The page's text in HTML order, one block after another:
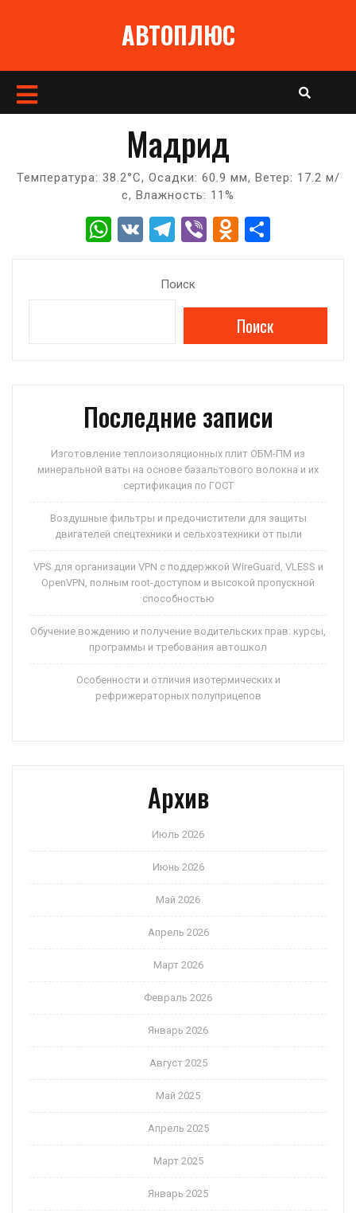
АВТОПЛЮС
Кнопка
Мадрид
Температура: 38.2°C, Осадки: 60.9 мм, Ветер: 17.2 м/
с, Влажность: 11%
W V T
e
gr
Vi O
o
kl
ni
ki
р
ть
Поиск
Поиск
Последние записи
Изготовление теплоизоляционных плит ОБМ-ПМ из
минеральной ваты на основе базальтового волокна и их
сертификация по ГОСТ
Воздушные фильтры и предочистители для защиты
двигателей спецтехники и сельхозтехники от пыли
VPS для организации VPN с поддержкой WireGuard, VLESS и
OpenVPN, полным root-доступом и высокой пропускной
способностью
Обучение вождению и получение водительских прав: курсы,
программы и требования автошкол
Особенности и отличия изотермических и
рефрижераторных полуприцепов
Архив
Июль 2026
Июнь 2026
Май 2026
Апрель 2026
Март 2026
Февраль 2026
Январь 2026
Август 2025
Май 2025
Апрель 2025
Март 2025
Январь 2025